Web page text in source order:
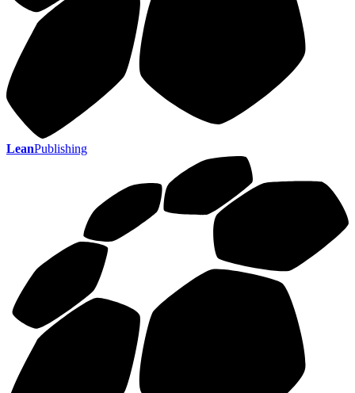
LeanPublishing